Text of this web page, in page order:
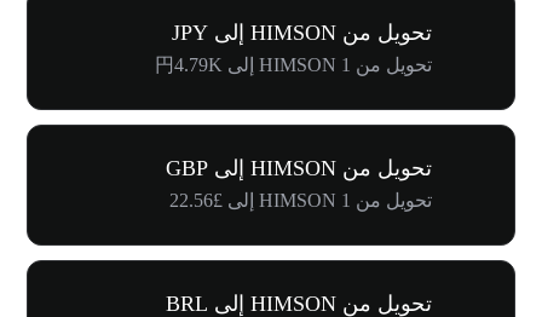
تحويل من HIMSON إلى JPY
تحويل من 1 HIMSON إلى 円4.79K
تحويل من HIMSON إلى GBP
تحويل من 1 HIMSON إلى £22.56
تحويل من HIMSON إلى BRL